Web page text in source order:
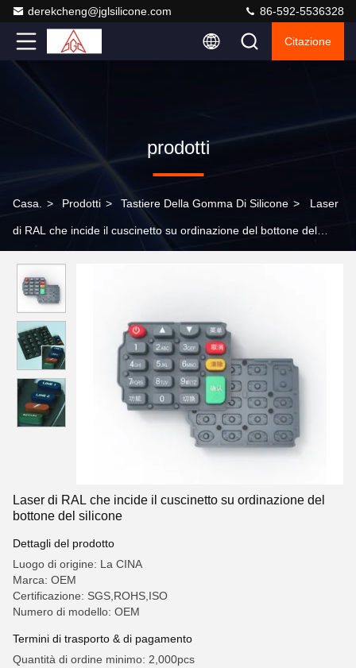
derekcheng@jglsilicone.com 86-592-5536328
Citazione
prodotti
Casa. > Prodotti > Tastiere Della Gomma Di Silicone > Laser
di RAL che incide il cuscinetto su ordinazione del bottone del
Laser di RAL che incide il cuscinetto su ordinazione del
bottone del silicone
Dettagli del prodotto
Luogo di origine: La CINA
Marca: OEM
Certificazione: SGS,ROHS,ISO
Numero di modello: OEM
Termini di trasporto & di pagamento
Quantità di ordine minimo: 2,000pcs